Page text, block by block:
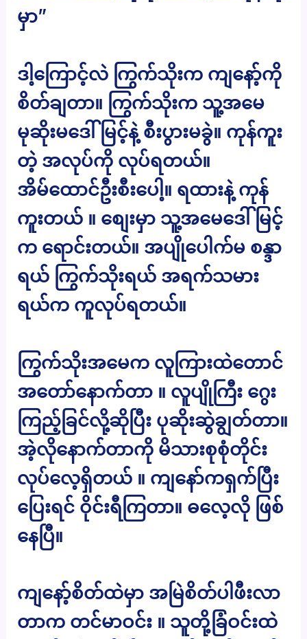
မှာ”
ဒါ့ကြောင့်လဲ ကြွက်သိုးက ကျနော့်ကို
စိတ်ချတာ။ ကြွက်သိုးက သူ့အမေ
မုဆိုးမဒေါ်မြင့်နဲ့ စီးပွားမခွဲ။ ကုန်ကူး
တဲ့ အလုပ်ကို လုပ်ရတယ်။
အိမ်ထောင်ဦးစီးပေါ့။ ရထားနဲ့ ကုန်
ကူးတယ် ။ စျေးမှာ သူ့အမေဒေါ်မြင့်
က ရောင်းတယ်။ အပျိုပေါက်မ စန္ဒာ
ရယ် ကြွက်သိုးရယ် အရက်သမား
ရယ်က ကူလုပ်ရတယ်။
ကြွက်သိုးအမေက လူကြားထဲတောင်
အတော်နောက်တာ ။ လူပျိုကြီး ဂွေး
ကြည့်ခြင်လို့ဆိုပြီး ပုဆိုးဆွဲချွတ်တာ။
အဲ့လိုနောက်တာကို မိသားစုစုံတိုင်း
လုပ်လေ့ရှိတယ် ။ ကျနော်ကရှက်ပြီး
ပြေးရင် ဝိုင်းရီကြတာ။ ဓလေ့လို ဖြစ်
နေပြီ။
ကျနော့်စိတ်ထဲမှာ အမြဲစိတ်ပါဖီးလာ
တာက တင်မာဝင်း ။ သူတို့ခြံဝင်းထဲ